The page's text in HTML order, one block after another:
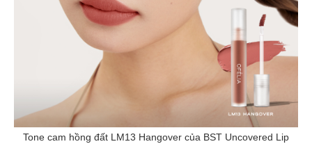
Tone cam hồng đất LM13 Hangover của BST Uncovered Lip